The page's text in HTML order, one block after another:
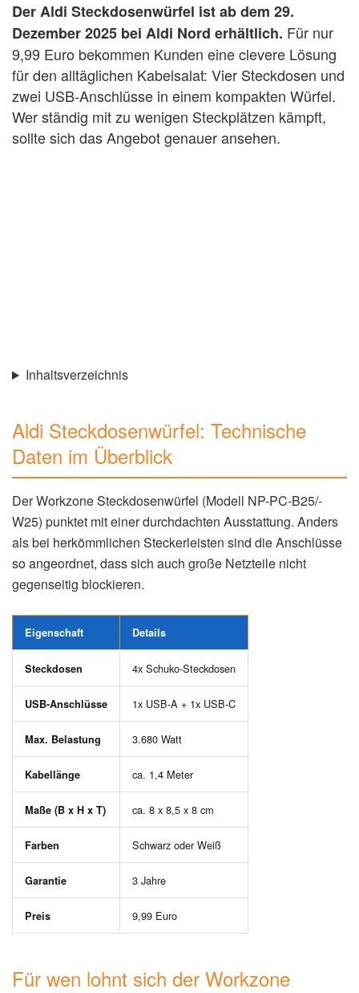
Der Aldi Steckdosenwürfel ist ab dem 29.
Dezember 2025 bei Aldi Nord erhältlich. Für nur
9,99 Euro bekommen Kunden eine clevere Lösung
für den alltäglichen Kabelsalat: Vier Steckdosen und
zwei USB-Anschlüsse in einem kompakten Würfel.
Wer ständig mit zu wenigen Steckplätzen kämpft,
sollte sich das Angebot genauer ansehen.
Inhaltsverzeichnis
Aldi Steckdosenwürfel: Technische
Daten im Überblick
Der Workzone Steckdosenwürfel (Modell NP-PC-B25/-
W25) punktet mit einer durchdachten Ausstattung. Anders
als bei herkömmlichen Steckerleisten sind die Anschlüsse
so angeordnet, dass sich auch große Netzteile nicht
gegenseitig blockieren.
Eigenschaft Details
Steckdosen 4x Schuko-Steckdosen
USB-Anschlüsse 1x USB-A + 1x USB-C
Max. Belastung 3.680 Watt
Kabellänge ca. 1,4 Meter
Maße (B x H x T) ca. 8 x 8,5 x 8 cm
Farben Schwarz oder Weiß
Garantie 3 Jahre
Preis 9,99 Euro
Für wen lohnt sich der Workzone